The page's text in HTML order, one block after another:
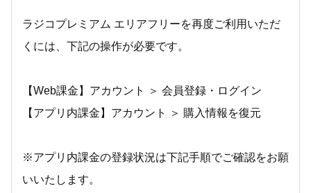
ラジコプレミアム エリアフリーを再度ご利用いただ
くには、下記の操作が必要です。
【Web課金】アカウント ＞ 会員登録・ログイン
【アプリ内課金】アカウント ＞ 購入情報を復元
※アプリ内課金の登録状況は下記手順でご確認をお願
いいたします。